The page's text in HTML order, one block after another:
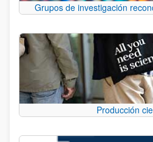
Grupos de investigación
Producción